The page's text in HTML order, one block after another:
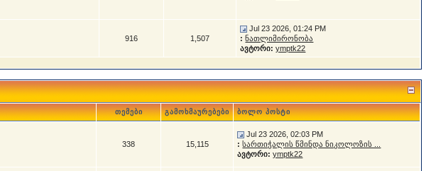
916 1,507
Jul 23 2026, 01:24 PM
: ნათლიმირონობა
ავტორი: ymptk22
თემები გამოხმაურებები ბოლო პოსტი
338 15,115
Jul 23 2026, 02:03 PM
: სართიჭალის წმინდა ნიკოლოზის ...
ავტორი: ymptk22